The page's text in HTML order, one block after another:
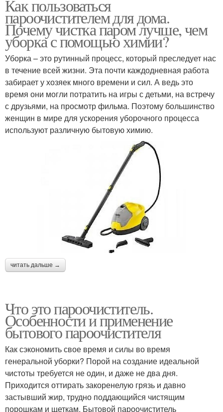
Как пользоваться
пароочистителем для дома.
Почему чистка паром лучше, чем
уборка с помощью химии?
Уборка – это рутинный процесс, который преследует нас
в течение всей жизни. Эта почти каждодневная работа
забирает у хозяек много времени и сил. А ведь это
время они могли потратить на игры с детьми, на встречу
с друзьями, на просмотр фильма. Поэтому большинство
женщин в мире для ускорения уборочного процесса
используют различную бытовую химию.
читать дальше →
Что это пароочиститель.
Особенности и применение
бытового пароочистителя
Как сэкономить свое время и силы во время
генеральной уборки? Порой на создание идеальной
чистоты требуется не один, и даже не два дня.
Приходится оттирать закоренелую грязь и давно
застывший жир, трудно поддающийся чистящим
порошкам и щеткам. Бытовой пароочиститель